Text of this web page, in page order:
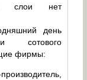
слои нет
день
сотового
фирмы: